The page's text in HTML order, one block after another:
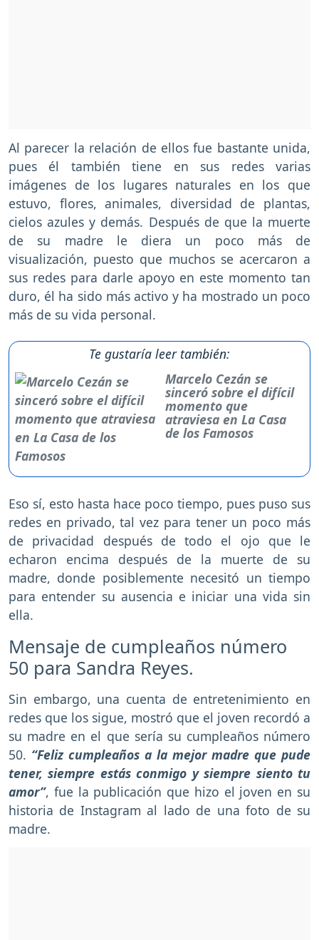
Al parecer la relación de ellos fue bastante unida,
pues él también tiene en sus redes varias
imágenes de los lugares naturales en los que
estuvo, flores, animales, diversidad de plantas,
cielos azules y demás. Después de que la muerte
de su madre le diera un poco más de
visualización, puesto que muchos se acercaron a
sus redes para darle apoyo en este momento tan
duro, él ha sido más activo y ha mostrado un poco
más de su vida personal.
Te gustaría leer también:
Marcelo Cezán se
sinceró sobre el difícil
momento que
atraviesa en La Casa
de los Famosos
Eso sí, esto hasta hace poco tiempo, pues puso sus
redes en privado, tal vez para tener un poco más
de privacidad después de todo el ojo que le
echaron encima después de la muerte de su
madre, donde posiblemente necesitó un tiempo
para entender su ausencia e iniciar una vida sin
ella.
Mensaje de cumpleaños número
50 para Sandra Reyes.
Sin embargo, una cuenta de entretenimiento en
redes que los sigue, mostró que el joven recordó a
su madre en el que sería su cumpleaños número
50. “Feliz cumpleaños a la mejor madre que pude
tener, siempre estás conmigo y siempre siento tu
amor”, fue la publicación que hizo el joven en su
historia de Instagram al lado de una foto de su
madre.